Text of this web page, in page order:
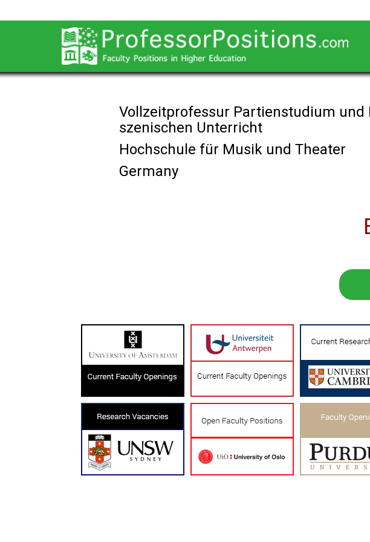
Vollzeitprofessur Partienstudium
szenischen Unterricht
Hochschule für Musik und Theater
Germany